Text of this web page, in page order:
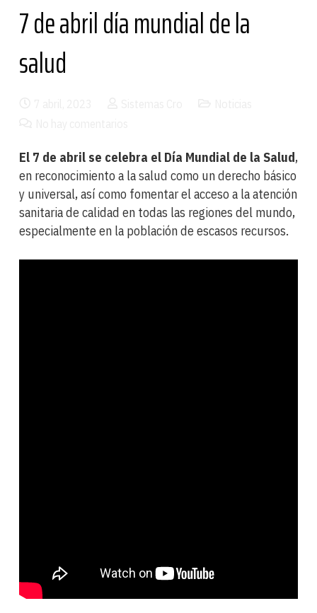
7 de abril día mundial de la
salud
El 7 de abril se celebra el Día Mundial de la Salud,
en reconocimiento a la salud como un derecho básico
y universal, así como fomentar el acceso a la atención
sanitaria de calidad en todas las regiones del mundo,
especialmente en la población de escasos recursos.